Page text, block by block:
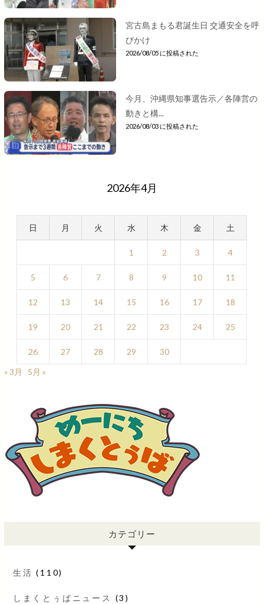
宮古島まもる君誕生日 交通安全を呼
びかけ
2026/08/05 に投稿された
今月、沖縄県知事選告示／各陣営の
動きと構...
2026/08/03 に投稿された
2026年4月
日 月 火 水 木 金 土
1 2 3 4
5 6 7 8 9 10 11
12 13 14 15 16 17 18
19 20 21 22 23 24 25
26 27 28 29
30
« 3月
5月 »
カテゴリー
生活 (110)
しまくとぅばニュース (3)